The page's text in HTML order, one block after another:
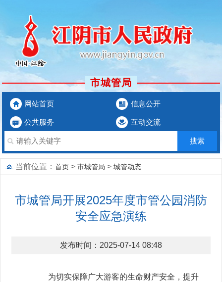
市城管局
网站首页 信息公开
公共服务 互动交流
当前位置： 首页 > 市城管局 > 城管动态
市城管局开展2025年度市管公园消防
安全应急演练
发布时间：2025-07-14 08:48
为切实保障广大游客的生命财产安全，提升